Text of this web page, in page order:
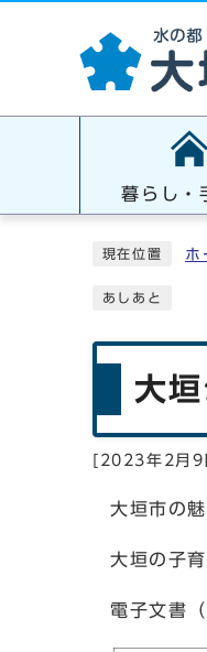
暮らし・
現在位置 ホ
あしあと
大
2023年2月9
大垣市の
大垣の子
電子文書